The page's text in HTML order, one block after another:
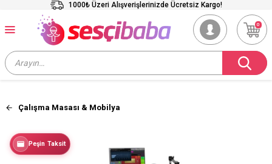
1000₺ Üzeri Alışverişlerinizde Ücretsiz Kargo!
0
Çalışma Masası & Mobilya
Peşin Taksit